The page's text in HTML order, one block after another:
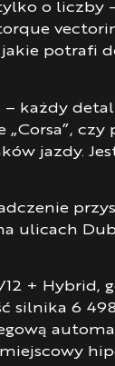
o liczby
potrafi
każdy
czy
jazdy.
ulicach
+ Hybrid,
silnika 6 498